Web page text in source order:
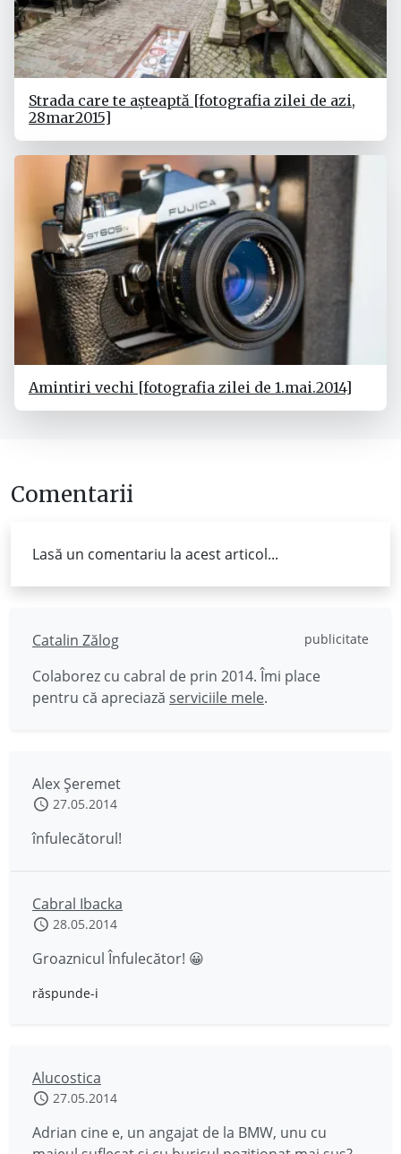
Strada care te așteaptă [fotografia zilei de azi,
28mar2015]
Amintiri vechi [fotografia zilei de 1.mai.2014]
Comentarii
Lasă un comentariu la acest articol...
Catalin Zălog publicitate
Colaborez cu cabral de prin 2014. Îmi place
pentru că apreciază serviciile mele.
Alex Șeremet
27.05.2014
înfulecătorul!
Cabral Ibacka
28.05.2014
Groaznicul Înfulecător! 😀
răspunde-i
Alucostica
27.05.2014
Adrian cine e, un angajat de la BMW, unu cu